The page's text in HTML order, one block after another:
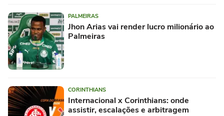
PALMEIRAS
Jhon Arias vai render lucro milionário ao
Palmeiras
CORINTHIANS
Internacional x Corinthians: onde
assistir, escalações e arbitragem